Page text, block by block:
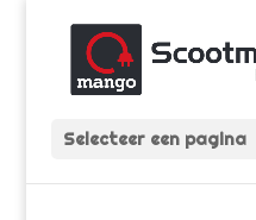
Selecteer een pagina